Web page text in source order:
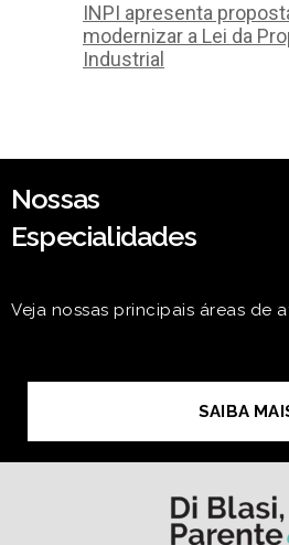
INPI apresenta
modernizar a Lei da
Industrial
Nossas
Especialidades
Veja nossas principais áreas de
SAIBA